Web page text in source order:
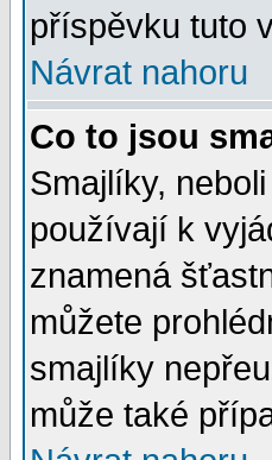
příspěvku tuto
Návrat nahoru
Co to jsou
Smajlíky,
používají k
znamená
můžete
smajlíky
může také